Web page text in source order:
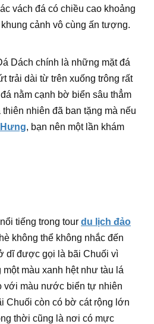
vách đá có chiều cao khoảng
cảnh vô cùng ấn tượng.
Dách chính là những mặt đá
trải dài từ trên xuống trông rất
nằm cạnh bờ biển sâu thẳm
nhiên đã ban tặng mà nếu
, bạn nên một lần khám
tiếng trong tour du lịch đảo
không thể không nhắc đến
dĩ được gọi là bãi Chuối vì
màu xanh hệt như tàu lá
với màu nước biển tự nhiên
Chuối còn có bờ cát rộng lớn
thời cũng là nơi có mực